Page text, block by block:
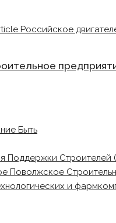
Быть
Поддержки Строителей
Поволжское
и